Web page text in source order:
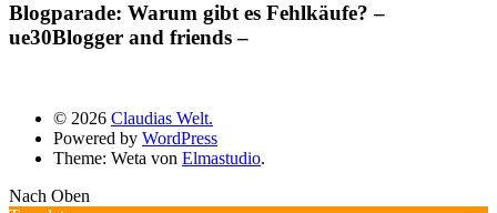
Blogparade: Warum gibt es Fehlkäufe? –
ue30Blogger and friends –
© 2026 Claudias Welt.
Powered by WordPress
Theme: Weta von Elmastudio.
Nach Oben